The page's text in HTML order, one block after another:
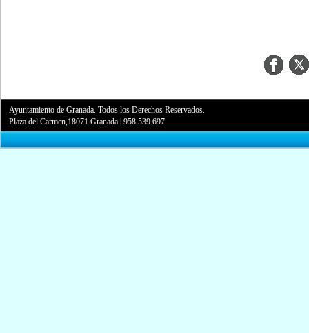
Ayuntamiento de Granada. Todos los Derechos Reservados.
Plaza del Carmen,18071 Granada |958 539 697